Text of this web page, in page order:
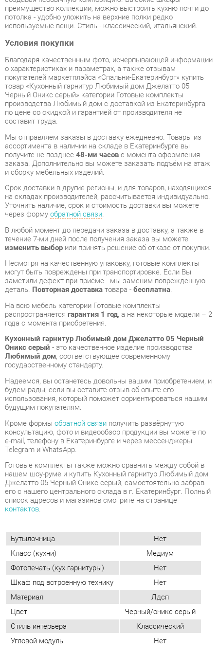
Условия покупки
Благодаря качественным фото, исчерпывающей информации
о характеристиках и параметрах, а также отзывам
покупателей маркетплэйса «Спальни-Екатеринбург» купить
товар «Кухонный гарнитур Любимый дом Джелатто 05
Черный Оникс серый» категории Готовые комплекты
производства Любимый дом с доставкой из Екатеринбурга
по цене со скидкой и гарантией от производителя не
составит труда.
Мы отправляем заказы в доставку ежедневно. Товары из
ассортимента в наличии на складе в Екатеринбурге вы
получите не позднее48-ми часовс момента оформления
заказа. Дополнительно вы можете заказать подъём на этаж
Срок доставки в другие регионы, и для товаров, находящихся
на складах производителей, рассчитывается индивидуально.
Уточнить наличие, срок и стоимость доставки вы можете
через формуобратной связи.
В любой момент до передачи заказа в доставку, а также в
течение 7-ми дней после получения заказа вы можете
изменить выборили принять решение об отказе от покупки.
Несмотря на качественную упаковку, готовые комплекты
могут быть повреждены при транспортировке. Если Вы
заметили дефект при приёме - мы заменим поврежденную
деталь.Повторная доставкатовара -бесплатна.
распространяетсягарантия 1 год, а на некоторые модели – 2
года с момента приобретения.
Кухонный гарнитур Любимый дом Джелатто 05 Черный
Любимый дом, соответствующее современному
государственному стандарту.
будем рады, если вы оставите отзыв об опыте его
использования, который поможет сориентироваться нашим
будущим покупателям.
Кроме формы обратной связи
консультацию, фото и видеообзор продукции вы можете по
e-mail, телефону в Екатеринбурге и через мессенджеры
Telegram и WhatsApp.
Готовые комплекты также можно сравнить между собой в
нашем шоу-руме и купить Кухонный гарнитур Любимый дом
Джелатто 05 Черный Оникс серый, самостоятельно забрав
его с нашего центрального склада в г. Екатеринбург. Полный
список адресов и магазинов смотрите на странице
контактов.
Бутылочница Нет
Класс (кухни)
Медиум
Фотопечать (кух.гарнитуры)
Материал
Лдсп
Цвет
Черный/оникс серый
Стиль интерьера
Классический
Угловой модуль
Нет
ОТЗЫВЫ
Пока нет отзывов, поделитесь первым своим мнением.